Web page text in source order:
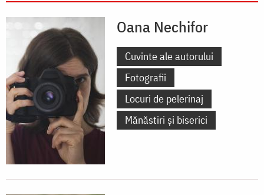
Oana Nechifor
Cuvinte ale autorului
Fotografii
Locuri de pelerinaj
Mănăstiri și biserici